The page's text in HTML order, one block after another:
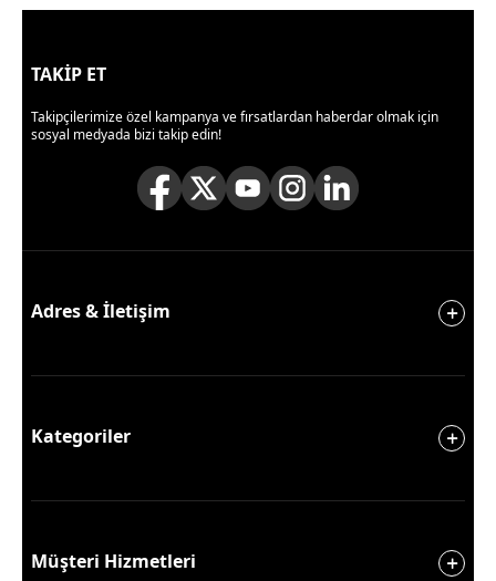
TAKİP ET
Takipçilerimize özel kampanya ve fırsatlardan haberdar olmak için
sosyal medyada bizi takip edin!
Adres & İletişim
Kategoriler
Müşteri Hizmetleri